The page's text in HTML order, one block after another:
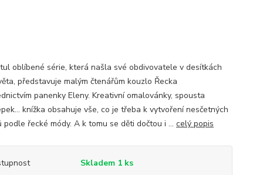
oblíbené série, která našla své obdivovatele v desítkách
představuje malým čtenářům kouzlo Řecka
panenky Eleny. Kreativní omalovánky, spousta
knížka obsahuje vše, co je třeba k vytvoření nesčetných
podle řecké módy. A k tomu se děti dočtou i ... celý popis
Skladem 1 ks